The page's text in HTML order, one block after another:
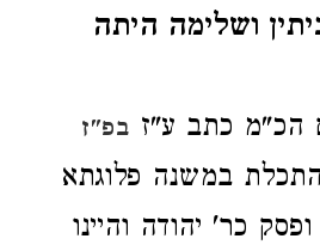
ושלימה היתה
הכ"מ כתב ע"ז בפ"ז
במשנה פלוגתא
כר' יהודה והיינו